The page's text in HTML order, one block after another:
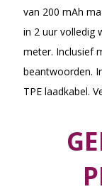
van 200 mAh
in 2 uur volledig
meter. Inclusief
beantwoorden.
TPE laadkabel.